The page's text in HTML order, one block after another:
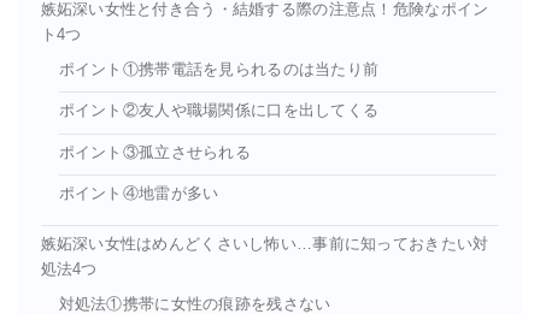
嫉妬深い女性と付き合う・結婚する際の注意点！危険なポイン
ト4つ
ポイント①携帯電話を見られるのは当たり前
ポイント②友人や職場関係に口を出してくる
ポイント③孤立させられる
ポイント④地雷が多い
嫉妬深い女性はめんどくさいし怖い…事前に知っておきたい対
処法4つ
対処法①携帯に女性の痕跡を残さない